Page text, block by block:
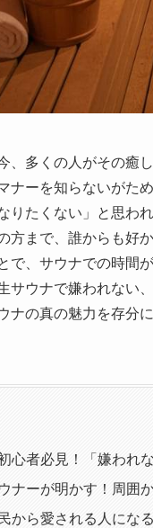
、多くの人がその癒
ナーを知らないがた
りたくない」と思わ
方まで、誰からも好
で、サウナでの時間
サウナで嫌われない
ナの真の魅力を存分
心者必見！「嫌われ
ナーが明かす！周囲
から愛される人にな